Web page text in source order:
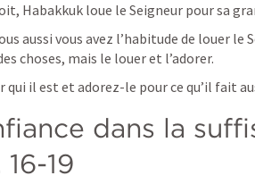
Habakkuk loue le Seigneur pour sa
aussi vous avez l’habitude de louer le
choses, mais le louer et l’adorer.
qui il est et adorez-le pour ce qu’il fait
dans la
19